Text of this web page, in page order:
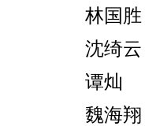
林国胜
沈绮云
谭灿
魏海翔